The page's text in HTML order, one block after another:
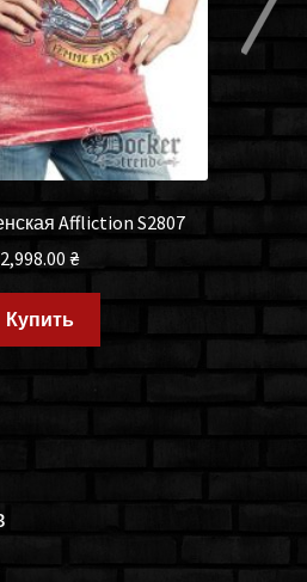
Affliction S2807
2,998.00 ₴
Купить